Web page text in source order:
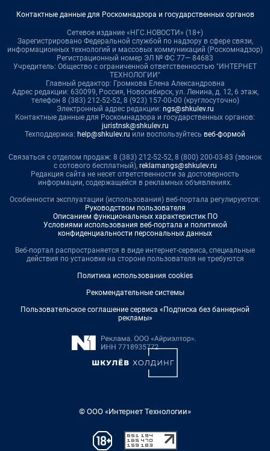
Контактные данные для Роскомнадзора и государственных органов
Сетевое издание «НГС.НОВОСТИ» (18+)
Зарегистрировано Федеральной службой по надзору в сфере связи,
информационных технологий и массовых коммуникаций (Роскомнадзор)
Регистрационный номер ЭЛ № ФС 77— 84683
Учредитель: Общество с ограниченной ответственностью "ИНТЕРНЕТ
ТЕХНОЛОГИИ"
Главный редактор: Громкова Елена Александровна
Адрес редакции: 630099, Россия, Новосибирск, ул. Ленина, д. 12, 6 этаж,
телефон 8 (383) 212-52-52, 8 (923) 157-00-00 (круглосуточно)
Электронный адрес редакции: ngs@shkulev.ru
Контактные данные для Роскомнадзора и государственных органов:
juristnsk@shkulev.ru
Техподдержка: help@shkulev.ru или воспользуйтесь веб-формой
Связаться с отделом продаж: 8 (383) 212-52-52, 8 (800) 200-03-83 (звонок
с сотового бесплатный), reklamangs@shkulev.ru
Редакция сайта не несет ответственности за достоверность
информации, содержащейся в рекламных объявлениях.
Особенности эксплуатации (использования) веб-портала регулируются:
Руководством пользователя
Описанием функциональных характеристик ПО
Условиями использования веб-портала и политикой
конфиденциальности персональных данных
Веб-портал распространяется в виде интернет-сервиса, специальные
действия по установке на стороне пользователя не требуются
Политика использования cookies
Рекомендательные системы
Пользовательское соглашение сервиса «Подписка без баннерной
рекламы»
© ООО «Интернет Технологии»